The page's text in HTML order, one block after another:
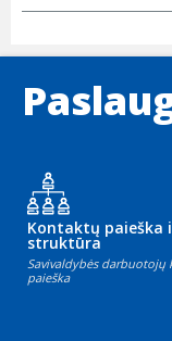
Kontaktų paieška
struktūra
Savivaldybės darbuotojų
paieška